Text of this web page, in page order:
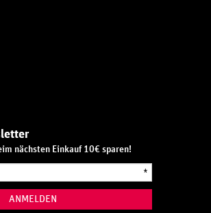
nächsten Einkauf 10€ sparen!
*
ANMELDEN